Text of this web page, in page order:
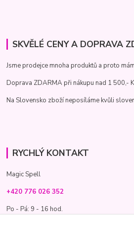
SKVĚLÉ CENY A DOPRAVA
Jsme prodejce mnoha produktů a proto
Doprava ZDARMA při nákupu nad 1 500,-
Na Slovensko zboží neposíláme kvůli
RYCHLÝ KONTAKT
Magic Spell
+420 776 026 352
Po - Pá: 9 - 16 hod.